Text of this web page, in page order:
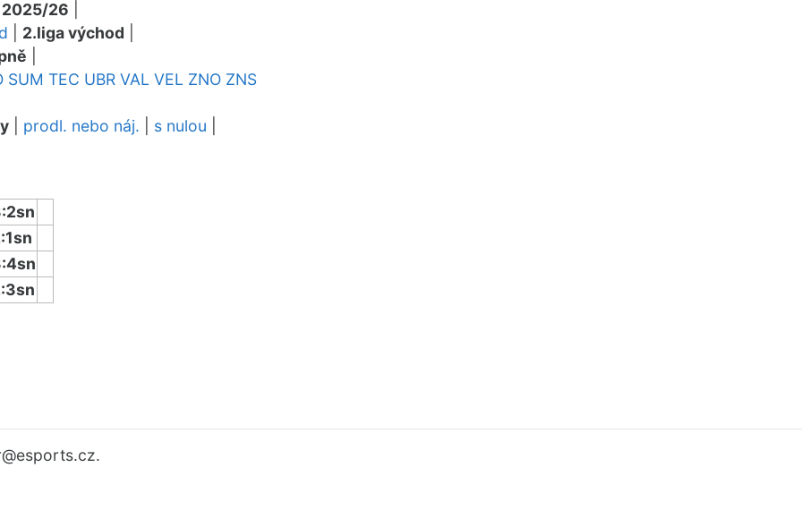
2025/26
2.liga východ
SUM TEC UBR VAL VEL ZNO ZNS
prodl. nebo náj. s nulou
@esports.cz.